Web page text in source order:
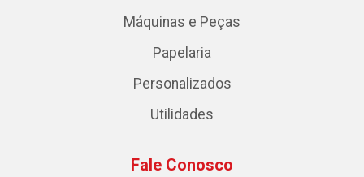
Máquinas e Peças
Papelaria
Personalizados
Utilidades
Fale Conosco